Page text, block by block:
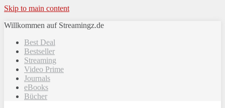
Skip to main content
Willkommen auf Streamingz.de
Best Deal
Bestseller
Streaming
Video Prime
Journals
eBooks
Bücher